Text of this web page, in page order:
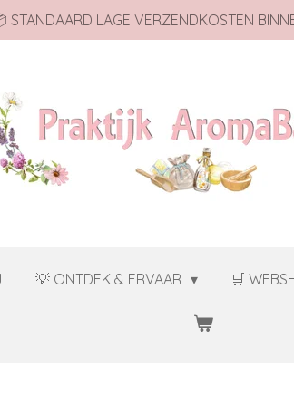
STANDAARD LAGE VERZENDKOSTEN
💡 ONTDEK & ERVAAR 🛒